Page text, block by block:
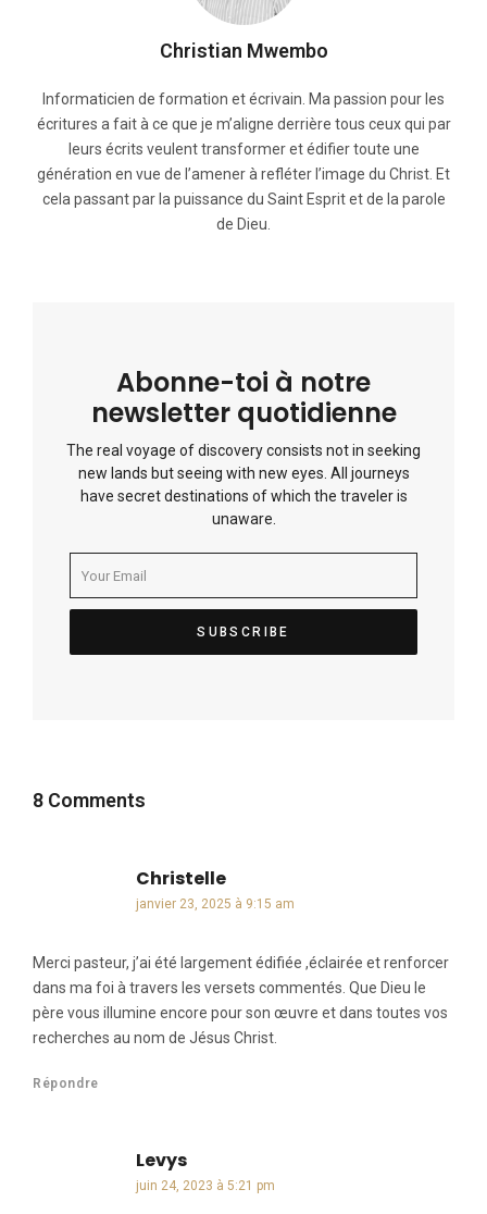
Christian Mwembo
Informaticien de formation et écrivain. Ma passion pour les
écritures a fait à ce que je m’aligne derrière tous ceux qui par
leurs écrits veulent transformer et édifier toute une
génération en vue de l’amener à refléter l’image du Christ. Et
cela passant par la puissance du Saint Esprit et de la parole
de Dieu.
Abonne-toi à notre
newsletter quotidienne
The real voyage of discovery consists not in seeking
new lands but seeing with new eyes. All journeys
have secret destinations of which the traveler is
unaware.
8 Comments
Christelledit :
janvier 23, 2025 à 9:15 am
Merci pasteur, j’ai été largement édifiée ,éclairée et renforcer
dans ma foi à travers les versets commentés. Que Dieu le
père vous illumine encore pour son œuvre et dans toutes vos
recherches au nom de Jésus Christ.
Répondre
Levysdit :
juin 24, 2023 à 5:21 pm